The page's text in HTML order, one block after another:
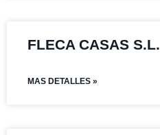
FLECA CASAS S.L.
MAS DETALLES »